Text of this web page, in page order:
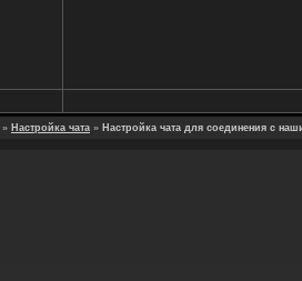
» Настройка чата » Настройка чата для соединения с